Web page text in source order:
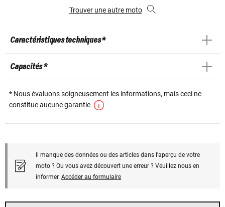
Trouver une autre moto
Caractéristiques techniques *
Capacités *
* Nous évaluons soigneusement les informations, mais ceci ne
constitue aucune garantie
Il manque des données ou des articles dans l'aperçu de votre
moto ? Ou vous avez découvert une erreur ? Veuillez nous en
informer. Accéder au formulaire